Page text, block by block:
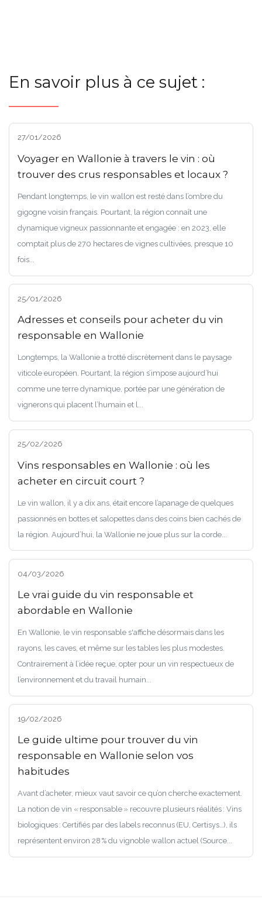
En savoir plus à ce sujet :
27/01/2026
Voyager en Wallonie à travers le vin : où
trouver des crus responsables et locaux ?
Pendant longtemps, le vin wallon est resté dans l’ombre du
gigogne voisin français. Pourtant, la région connaît une
dynamique vigneux passionnante et engagée : en 2023, elle
comptait plus de 270 hectares de vignes cultivées, presque 10
fois...
25/01/2026
Adresses et conseils pour acheter du vin
responsable en Wallonie
Longtemps, la Wallonie a trotté discrètement dans le paysage
viticole européen. Pourtant, la région s’impose aujourd’hui
comme une terre dynamique, portée par une génération de
vignerons qui placent l’humain et l...
25/02/2026
Vins responsables en Wallonie : où les
acheter en circuit court ?
Le vin wallon, il y a dix ans, était encore l’apanage de quelques
passionnés en bottes et salopettes dans des coins bien cachés de
la région. Aujourd’hui, la Wallonie ne joue plus sur la corde...
04/03/2026
Le vrai guide du vin responsable et
abordable en Wallonie
En Wallonie, le vin responsable s'affiche désormais dans les
rayons, les caves, et même sur les tables les plus modestes.
Contrairement à l’idée reçue, opter pour un vin respectueux de
l’environnement et du travail humain...
19/02/2026
Le guide ultime pour trouver du vin
responsable en Wallonie selon vos
habitudes
Avant d’acheter, mieux vaut savoir ce qu’on cherche exactement.
La notion de vin « responsable » recouvre plusieurs réalités : Vins
biologiques : Certifiés par des labels reconnus (EU, Certisys…), ils
représentent environ 28 % du vignoble wallon actuel (Source...